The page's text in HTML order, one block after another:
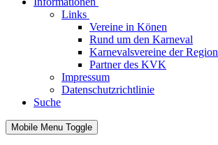
Links
Vereine in Könen
Rund um den Karneval
Karnevalsvereine der Region
Partner des KVK
Impressum
Datenschutzrichtlinie
Suche
Mobile Menu Toggle